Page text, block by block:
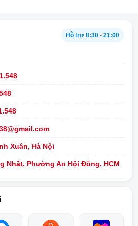
báo trên EP-P6300
mờ ánh sáng LED với các kiểu
Galaxy S10 trở đi.
Cài đặt để tắt Sạc không dây
cụ thể và làm mờ đèn LED.
hỗ trợ sạc tốt đa 3 thiết bị cùng
Hỗ trợ 8:30 - 21:00
Xuân, Hà Nội
Nhất, Phường An Hội Đông, HCM